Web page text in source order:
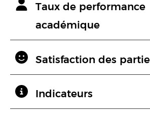
Taux de performance
académique
Satisfaction des
Indicateurs